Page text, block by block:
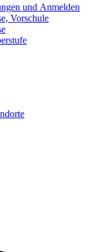
und Anmelden
Vorschule